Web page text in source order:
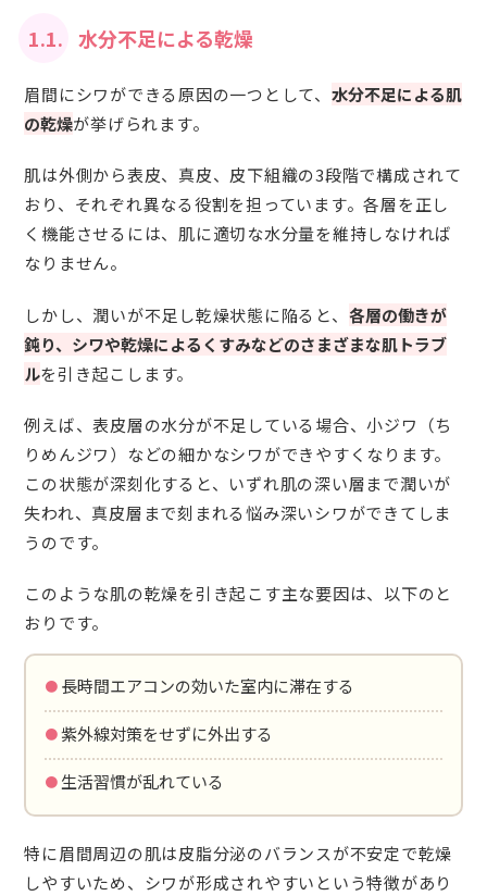
1.1. 水分不足による乾燥
眉間にシワができる原因の一つとして、 水分不足による肌
の乾燥が挙げられます。
肌は外側から表皮、真皮、皮下組織の3段階で構成されて
おり、それぞれ異なる役割を担っています。各層を正し
く機能させるには、肌に適切な水分量を維持しなければ
なりません。
しかし、潤いが不足し乾燥状態に陥ると、 各層の働きが
鈍り、シワや乾燥によるくすみなどのさまざまな肌トラブ
ルを引き起こします。
例えば、表皮層の水分が不足している場合、小ジワ（ち
りめんジワ）などの細かなシワができやすくなります。
この状態が深刻化すると、いずれ肌の深い層まで潤いが
失われ、真皮層まで刻まれる悩み深いシワができてしま
うのです。
このような肌の乾燥を引き起こす主な要因は、以下のと
おりです。
・長時間エアコンの効いた室内に滞在する
・紫外線対策をせずに外出する
・生活習慣が乱れている
特に眉間周辺の肌は皮脂分泌のバランスが不安定で乾燥
しやすいため、シワが形成されやすいという特徴があり